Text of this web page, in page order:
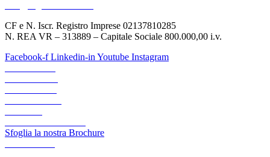
CF e N. Iscr. Registro Imprese 02137810285
N. REA VR – 313889 – Capitale Sociale 800.000,00 i.v.
Facebook-f Linkedin-in Youtube Instagram
Sfoglia la nostra Brochure